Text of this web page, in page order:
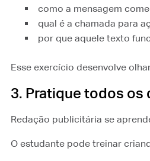
como a mensagem
qual é a chamada para
por que aquele texto
Esse exercício desenvolve
3. Pratique todos os
Redação publicitária se
O estudante pode treinar